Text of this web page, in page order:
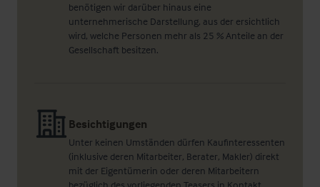
benötigen wir darüber hinaus eine
unternehmerische Darstellung, aus der ersichtlich
wird, welche Personen mehr als 25 % Anteile an der
Gesellschaft besitzen.
Besichtigungen
Unter keinen Umständen dürfen Kaufinteressenten
(inklusive deren Mitarbeiter, Berater, Makler) direkt
mit der Eigentümerin oder deren Mitarbeitern